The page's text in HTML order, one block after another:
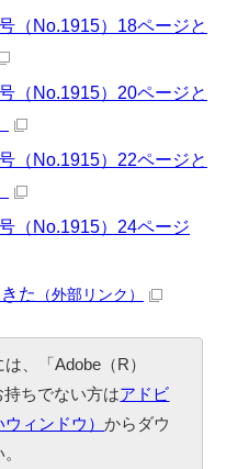
（No.1915）18ページと
（No.1915）20ページと
（No.1915）22ページと
（No.1915）24ページ
た
（外部リンク）
、「Adobe（R）
ちでない方はアドビ
ウィンドウ）からダウ